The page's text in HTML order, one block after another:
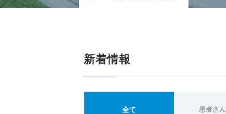
新着情報
全て 患者さ